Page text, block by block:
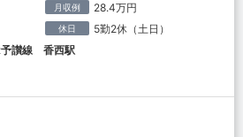
月収例 28.4万円
休日 5勤2休（土日）
予讃線 香西駅